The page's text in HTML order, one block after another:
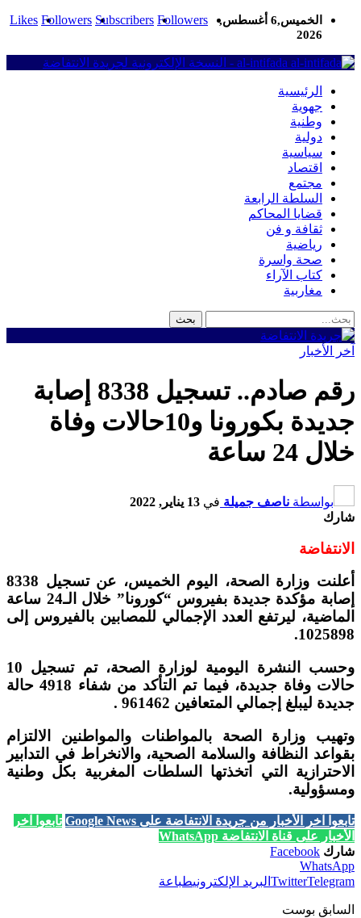
Likes Followers Subscribers Followers
الخميس,6 أغسطس,
2026
al-intifada - النسخة الإلكترونية لجريدة الانتفاضة
الرئيسية
جهوية
وطنية
دولية
سياسية
اقتصاد
مجتمع
السلطة الرابعة
قضايا المحاكم
ثقافة و فن
رياضية
صحة واسرة
كتاب الآراء
مغاربية
آخر الأخبار
رقم صادم.. تسجيل 8338 إصابة
جديدة بكورونا و10حالات وفاة
خلال 24 ساعة
بواسطة ناصف جميلة في 13 يناير, 2022
شارك
الانتفاضة
أعلنت وزارة الصحة، اليوم الخميس، عن تسجيل 8338
إصابة مؤكدة جديدة بفيروس “كورونا” خلال الـ24 ساعة
الماضية، ليرتفع العدد الإجمالي للمصابين بالفيروس إلى
1025898.
وحسب النشرة اليومية لوزارة الصحة، تم تسجيل 10
حالات وفاة جديدة، فيما تم التأكد من شفاء 4918 حالة
جديدة ليبلغ إجمالي المتعافين 961462 .
وتهيب وزارة الصحة بالمواطنات والمواطنين الالتزام
بقواعد النظافة والسلامة الصحية، والانخراط في التدابير
الاحترازية التي اتخذتها السلطات المغربية بكل وطنية
ومسؤولية.
تابعوا آخر الأخبار من جريدة الانتفاضة على Google News
تابعوا آخر
الأخبار على قناة الانتفاضة WhatsApp
شارك Facebook
WhatsApp
TwitterTelegram البريد الإلكترونيطباعة
السابق بوست